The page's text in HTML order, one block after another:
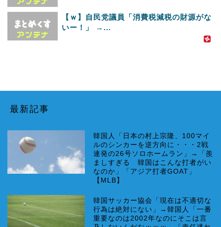
【ｗ】自民党議員「消費税減税の財源がな
いー！」 →...
最新記事
韓国人「日本の村上宗隆、100マイ
ルのシンカーを逆方向に・・・2戦
連発の26号ソロホームラン」→「羨
ましすぎる 韓国はこんな打者がい
なのか」「アジア打者GOAT」
【MLB】
韓国サッカー協会「現在は不適切な
行為は絶対にない」→韓国人「一番
重要なのは2002年なのにそこは言